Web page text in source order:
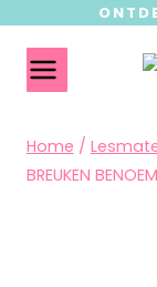
Home /
BREUKEN